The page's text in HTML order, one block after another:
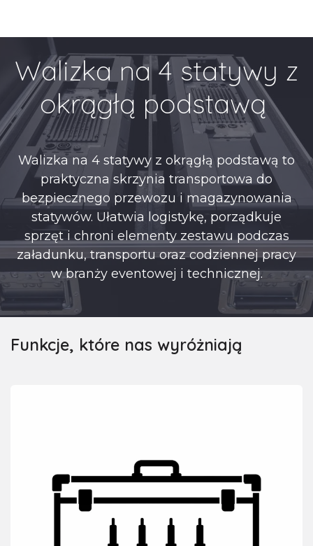
Walizka na 4 statywy z
okrągłą podstawą
Walizka na 4 statywy z okrągłą podstawą to
praktyczna skrzynia transportowa do
bezpiecznego przewozu i magazynowania
statywów. Ułatwia logistykę, porządkuje
sprzęt i chroni elementy zestawu podczas
załadunku, transportu oraz codziennej pracy
w branży eventowej i technicznej.
Funkcje, które nas wyróżniają